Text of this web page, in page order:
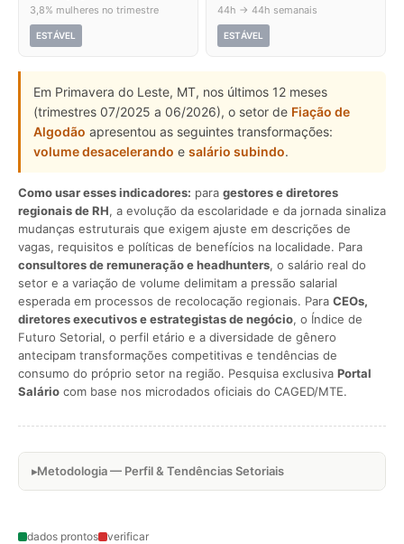
3,8% mulheres no trimestre
ESTÁVEL
44h → 44h semanais
ESTÁVEL
Em Primavera do Leste, MT, nos últimos 12 meses
(trimestres 07/2025 a 06/2026), o setor de Fiação de
Algodão apresentou as seguintes transformações:
volume desacelerando e salário subindo.
Como usar esses indicadores: para gestores e diretores
regionais de RH, a evolução da escolaridade e da jornada sinaliza
mudanças estruturais que exigem ajuste em descrições de
vagas, requisitos e políticas de benefícios na localidade. Para
consultores de remuneração e headhunters, o salário real do
setor e a variação de volume delimitam a pressão salarial
esperada em processos de recolocação regionais. Para CEOs,
diretores executivos e estrategistas de negócio, o Índice de
Futuro Setorial, o perfil etário e a diversidade de gênero
antecipam transformações competitivas e tendências de
consumo do próprio setor na região. Pesquisa exclusiva Portal
Salário com base nos microdados oficiais do CAGED/MTE.
Metodologia — Perfil & Tendências Setoriais
dados prontos verificar